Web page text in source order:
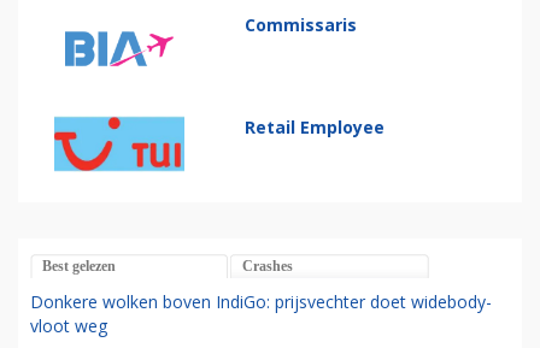
Commissaris
Retail Employee
Best gelezen Crashes
Donkere wolken boven IndiGo: prijsvechter doet widebody-
vloot weg